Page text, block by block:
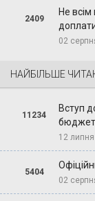
2409
Не
02
НАЙБІЛЬШЕ
11234
Вступ
12
5404
02